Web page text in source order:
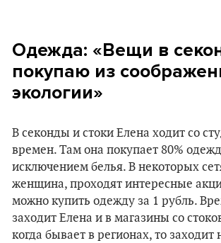
Одежда: «Вещи в
покупаю из
экологии»
В секонды и стоки Елена ходит со
времен. Там она покупает 80%
исключением белья. В некоторых
женщина, проходят интересные
можно купить одежду за 1 рубль.
заходит Елена и в магазины со
когда бывает в регионах, то заходит